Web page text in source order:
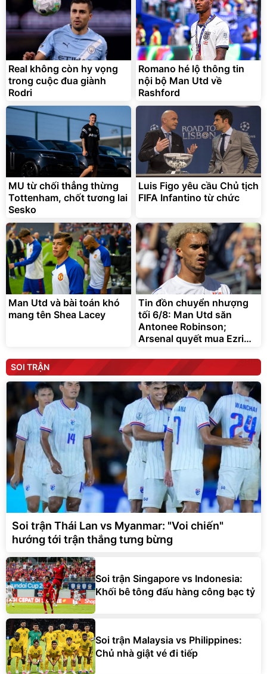
Real không còn hy vọng
trong cuộc đua giành
Rodri
Romano hé lộ thông tin
nội bộ Man Utd về
Rashford
MU từ chối thẳng thừng
Tottenham, chốt tương lai
Sesko
Luis Figo yêu cầu Chủ tịch
FIFA Infantino từ chức
Man Utd và bài toán khó
mang tên Shea Lacey
Tin đồn chuyển nhượng
tối 6/8: Man Utd săn
Antonee Robinson;
Arsenal quyết mua Ezri
SOI TRẬN
Soi trận Thái Lan vs Myanmar: "Voi chiến"
hướng tới trận thắng tưng bừng
Soi trận Singapore vs Indonesia:
Khối bê tông đấu hàng công bạc tỷ
Soi trận Malaysia vs Philippines:
Chủ nhà giật vé đi tiếp